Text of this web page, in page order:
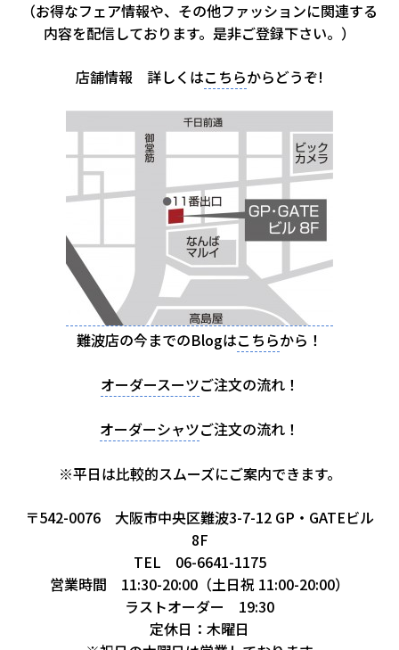
（お得なフェア情報や、その他ファッションに関連する
内容を配信しております。是非ご登録下さい。）
店舗情報 詳しくはこちらからどうぞ!
難波店の今までのBlogはこちらから！
オーダースーツご注文の流れ！
オーダーシャツご注文の流れ！
※平日は比較的スムーズにご案内できます。
〒542-0076 大阪市中央区難波3-7-12 GP・GATEビル
8F
TEL 06-6641-1175
営業時間 11:30-20:00（土日祝 11:00-20:00）
ラストオーダー 19:30
定休日：木曜日